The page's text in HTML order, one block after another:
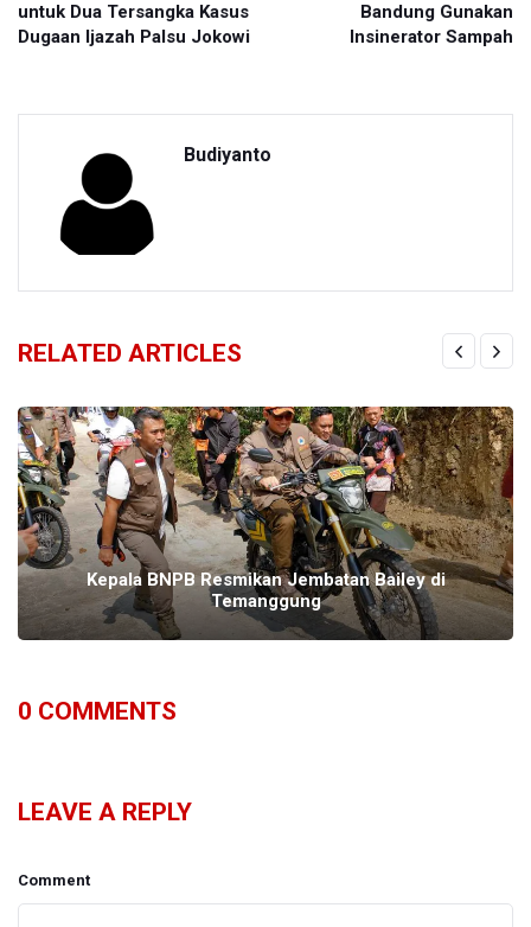
untuk Dua Tersangka Kasus
Dugaan Ijazah Palsu Jokowi
Bandung Gunakan
Insinerator Sampah
Budiyanto
RELATED ARTICLES
Kepala BNPB Resmikan Jembatan Bailey di
Temanggung
0 COMMENTS
LEAVE A REPLY
Comment